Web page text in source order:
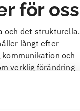
för oss
och det strukturella.
långt efter
och
verklig förändring